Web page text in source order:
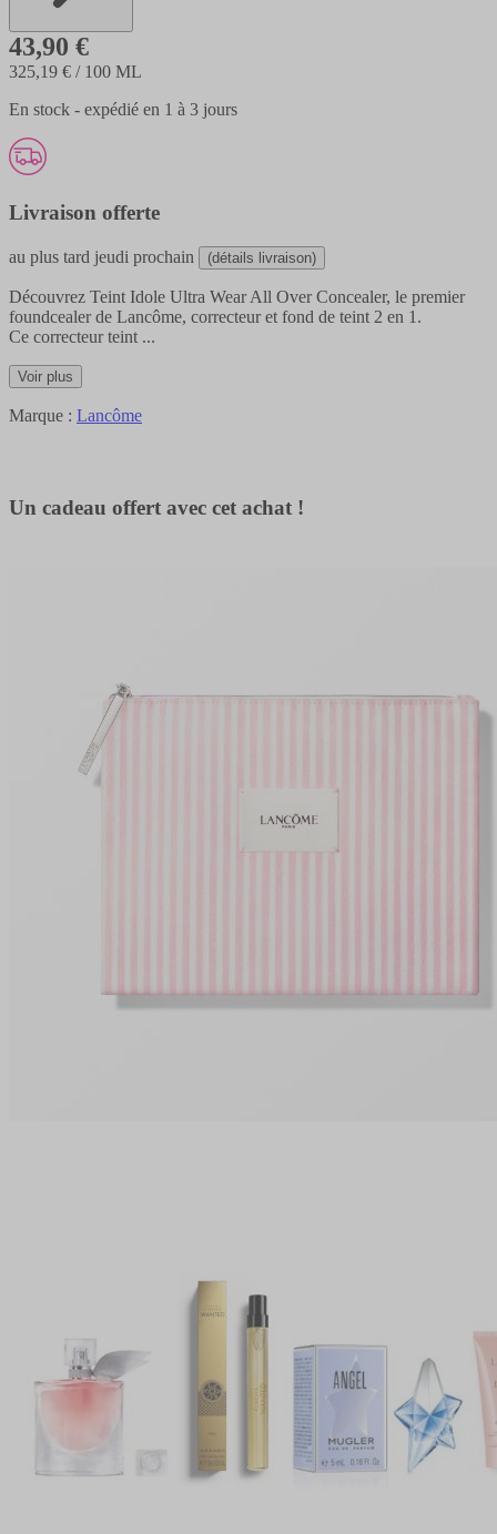
43,90 €
325,19 € / 100 ML
En stock - expédié en 1 à 3 jours
Livraison offerte
au plus tard jeudi prochain (détails livraison)
Découvrez Teint Idole Ultra Wear All Over Concealer, le premier
foundcealer de Lancôme, correcteur et fond de teint 2 en 1.
Ce correcteur teint ...
Voir plus
Marque : Lancôme
Un cadeau offert avec cet achat !